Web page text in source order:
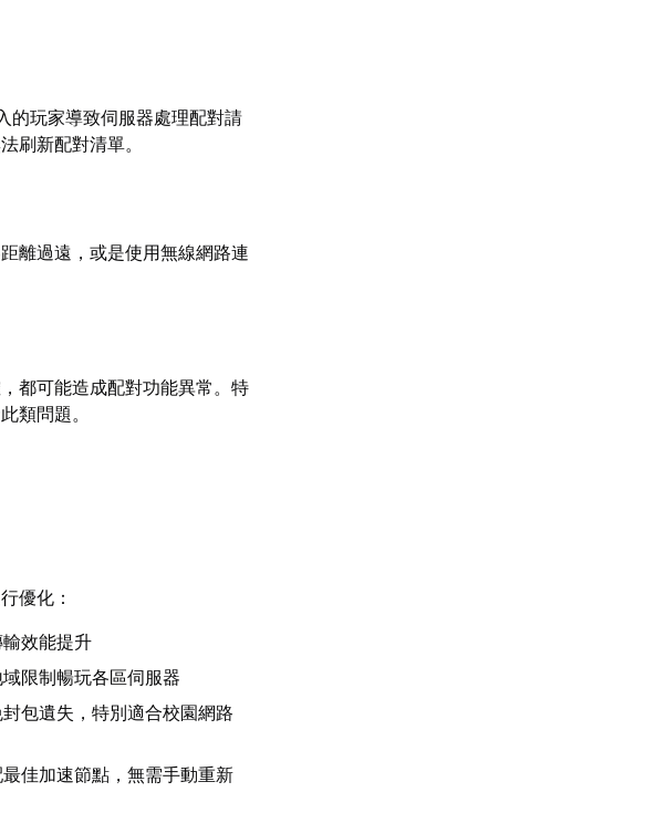
的玩家導致伺服器處理配對請
刷新配對清單。
離過遠，或是使用無線網路連
都可能造成配對功能異常。特
類問題。
優化：
效能提升
限制暢玩各區伺服器
包遺失，特別適合校園網路
佳加速節點，無需手動重新